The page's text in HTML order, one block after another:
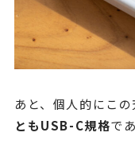
あと、個人的にこ
ともUSB-C規格で